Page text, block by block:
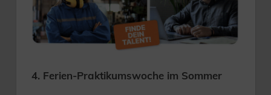
4. Ferien-Praktikumswoche im Sommer